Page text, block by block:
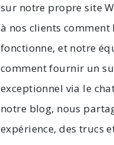
sur notre propre site
à nos clients comment
fonctionne, et notre
comment fournir un
exceptionnel via le
notre blog, nous
expérience, des trucs